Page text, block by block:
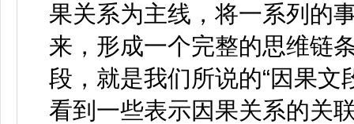
果关系为主线，将一系列的
来，形成一个完整的思维链
段，就是我们所说的“因果文
看到一些表示因果关系的关